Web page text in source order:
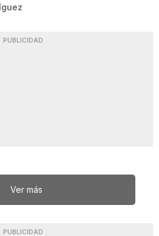
PUBLICIDAD
Ver más
PUBLICIDAD